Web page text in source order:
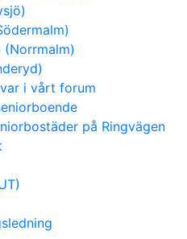
(Norrmalm)
i vårt forum
på Ringvägen